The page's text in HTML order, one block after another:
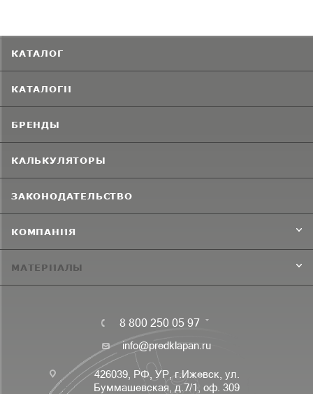
КАТАЛОГ
КАТАЛОГИ
БРЕНДЫ
КАЛЬКУЛЯТОРЫ
ЗАКОНОДАТЕЛЬСТВО
КОМПАНИЯ
МАТЕРИАЛЫ
8 800 250 05 97
info@predklapan.ru
426039, РФ, УР, г.Ижевск, ул.
Буммашевская, д.7/1, оф. 309